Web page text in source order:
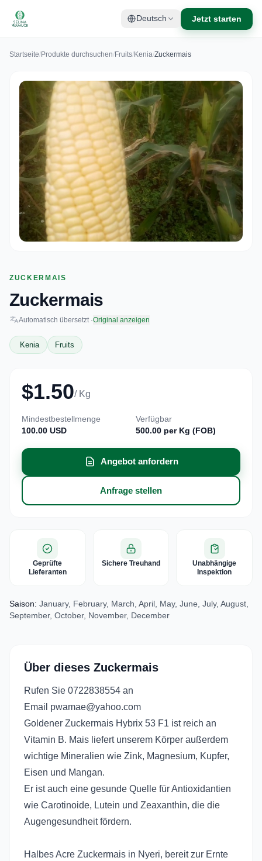
Deutsch Jetzt starten
Startseite/Produkte durchsuchen/Fruits/Kenia/Zuckermais
ZUCKERMAIS
Zuckermais
Automatisch übersetzt ·Original anzeigen
Kenia Fruits
$1.50/ Kg
Mindestbestellmenge
100.00 USD
Verfügbar
500.00 per Kg (FOB)
Angebot anfordern
Anfrage stellen
Geprüfte
Lieferanten
Sichere Treuhand
Unabhängige
Inspektion
Saison: January, February, March, April, May, June, July, August,
September, October, November, December
Über dieses Zuckermais
Rufen Sie 0722838554 an
Email pwamae@yahoo.com
Goldener Zuckermais Hybrix 53 F1 ist reich an
Vitamin B. Mais liefert unserem Körper außerdem
wichtige Mineralien wie Zink, Magnesium, Kupfer,
Eisen und Mangan.
Er ist auch eine gesunde Quelle für Antioxidantien
wie Carotinoide, Lutein und Zeaxanthin, die die
Augengesundheit fördern.
Halbes Acre Zuckermais in Nyeri, bereit zur Ernte